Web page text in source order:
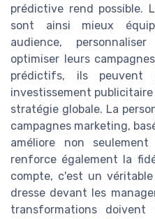
prédictive rend possible.
sont ainsi mieux
audience,
optimiser leurs
prédictifs, ils peuvent
investissement
stratégie globale. La
campagnes marketing,
améliore non
renforce également la
compte, c'est un
dresse devant les
transformations doivent